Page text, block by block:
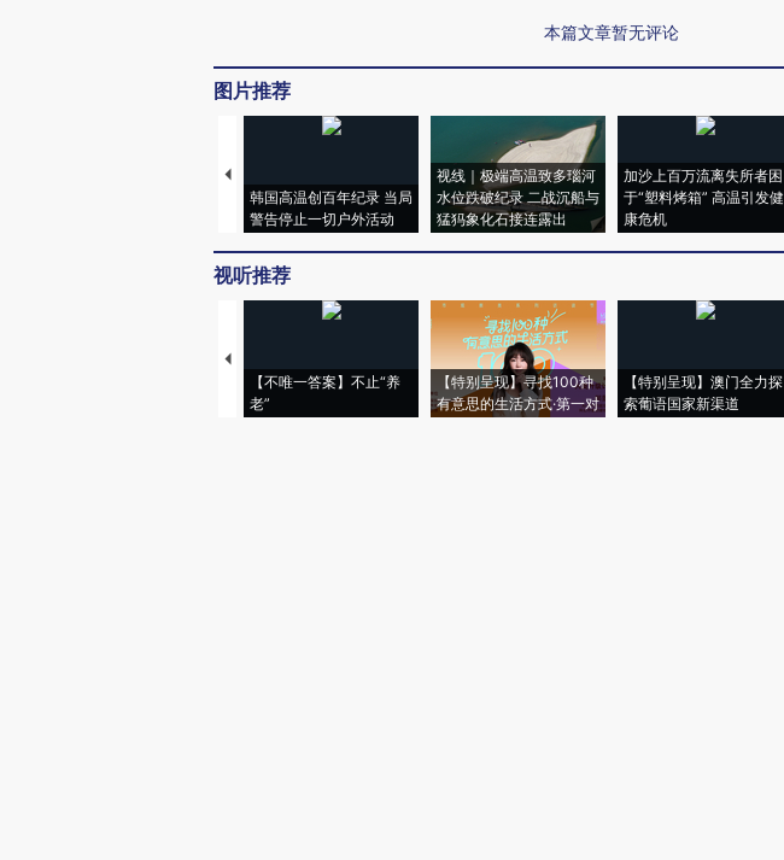
本篇文章暂无评论
图片推荐
韩国高温创百年纪录 当局
警告停止一切户外活动
视线｜极端高温致多瑙河
水位跌破纪录 二战沉船与
猛犸象化石接连露出
加沙上百万流离失所者困
于“塑料烤箱” 高温引发健
康危机
视听推荐
【不唯一答案】不止“养
老”
【特别呈现】寻找100种
有意思的生活方式·第一对
【特别呈现】澳门全力探
索葡语国家新渠道